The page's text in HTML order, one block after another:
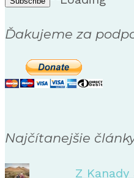
Ďakujeme za
Najčítanejšie
Z